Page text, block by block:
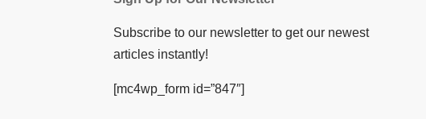
Subscribe to our newsletter to get our newest
articles instantly!
[mc4wp_form id=”847″]